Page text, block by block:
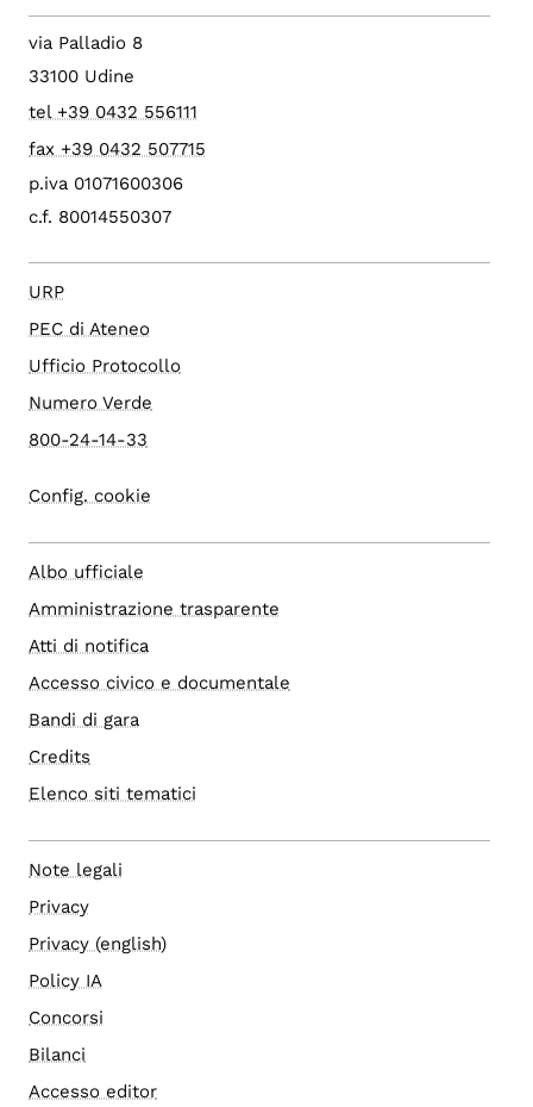
via Palladio 8
33100 Udine
tel +39 0432 556111
fax +39 0432 507715
p.iva 01071600306
c.f. 80014550307
URP
PEC di Ateneo
Ufficio Protocollo
Numero Verde
800-24-14-33
Config. cookie
Albo ufficiale
Amministrazione trasparente
Atti di notifica
Accesso civico e documentale
Bandi di gara
Credits
Elenco siti tematici
Note legali
Privacy
Privacy (english)
Policy IA
Concorsi
Bilanci
Accesso editor